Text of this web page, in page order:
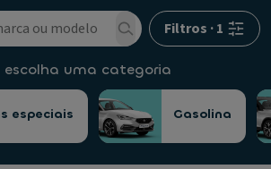
Filtros ·1
escolha uma categoria
especiais Gasolina